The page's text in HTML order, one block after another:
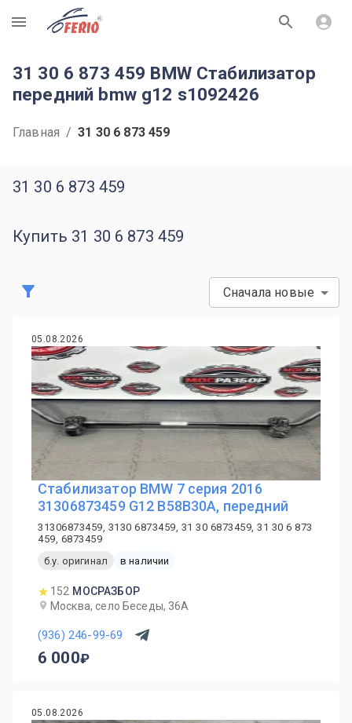
R
31 30 6 873 459 BMW Стабилизатор
передний bmw g12 s1092426
Главная / 31 30 6 873 459
31 30 6 873 459
Купить 31 30 6 873 459
Сначала новые
05.08.2026
Стабилизатор BMW 7 серия 2016
31306873459 G12 B58B30A, передний
31306873459, 3130 6873459, 31 30 6873459, 31 30 6 873
459, 6873459
б.у. оригинал
в наличии
152 МОСРАЗБОР
Москва, село Беседы, 36А
(936) 246-99-69
6 000
05.08.2026